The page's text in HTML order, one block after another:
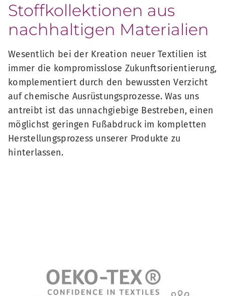
Stoffkollektionen aus
nachhaltigen Materialien
Wesentlich bei der Kreation neuer Textilien ist
immer die kompromisslose Zukunftsorientierung,
komplementiert durch den bewussten Verzicht
auf chemische Ausrüstungsprozesse. Was uns
antreibt ist das unnachgiebige Bestreben, einen
möglichst geringen Fußabdruck im kompletten
Herstellungsprozess unserer Produkte zu
hinterlassen.